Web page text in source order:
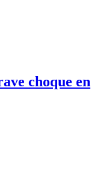
choque en